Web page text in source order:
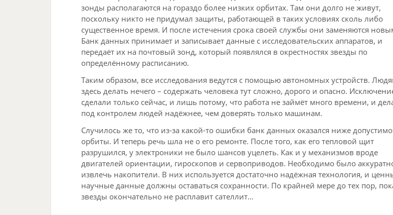
зонды располагаются на гораздо более низких орбитах. Там они долго не живут,
поскольку никто не придумал защиты, работающей в таких условиях сколь либо
существенное время. И после истечения срока своей службы они заменяются
Банк данных принимает и записывает данные с исследовательских аппаратов, и
передаёт их на почтовый зонд, который появлялся в окрестностях звезды по
определённому расписанию.
Таким образом, все исследования ведутся с помощью автономных устройств.
здесь делать нечего – содержать человека тут сложно, дорого и опасно.
сделали только сейчас, и лишь потому, что работа не займёт много времени, и
под контролем людей надёжнее, чем доверять только машинам.
Случилось же то, что из-за какой-то ошибки банк данных оказался ниже
орбиты. И теперь речь шла не о его ремонте. После того, как его тепловой щит
разрушился, у электроники не было шансов уцелеть. Как и у механизмов вроде
двигателей ориентации, гироскопов и сервоприводов. Необходимо было
извлечь накопители. В них используется достаточно надёжная технология, и
научные данные должны оставаться сохранности. По крайней мере до тех пор,
звезды окончательно не расплавит сателлит…